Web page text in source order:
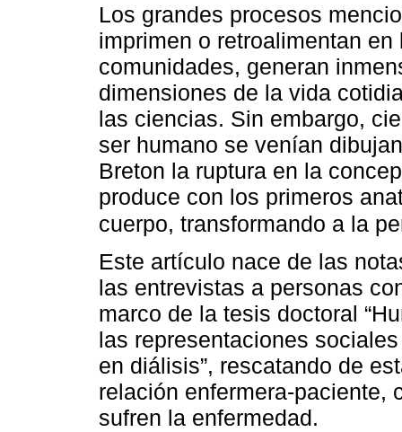
Los grandes procesos
imprimen o retroalimentan
comunidades, generan
dimensiones de la vida
las ciencias. Sin embargo,
ser humano se venían
Breton la ruptura en la
produce con los primeros
cuerpo, transformando a la
Este artículo nace de las
las entrevistas a personas
marco de la tesis doctoral
las representaciones
en diálisis”, rescatando de
relación enfermera-paciente,
sufren la enfermedad.